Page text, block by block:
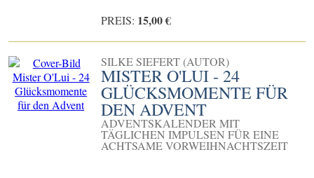
PREIS: 15,00 €
SILKE SIEFERT (AUTOR)
MISTER O'LUI - 24
GLÜCKSMOMENTE FÜR
DEN ADVENT
ADVENTSKALENDER MIT
TÄGLICHEN IMPULSEN FÜR EINE
ACHTSAME VORWEIHNACHTSZEIT